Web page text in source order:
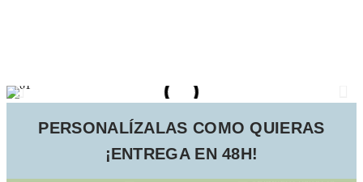
PERSONALÍZALAS COMO QUIERAS
¡ENTREGA EN 48H!